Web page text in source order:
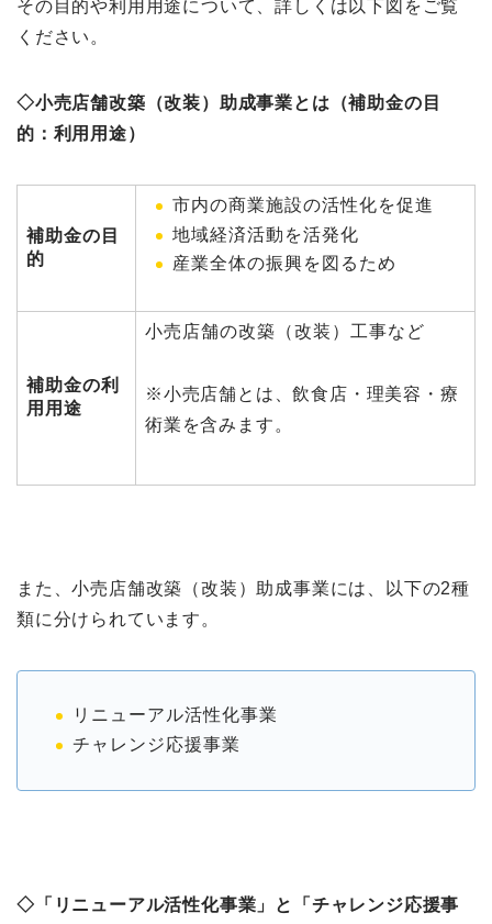
その目的や利用用途について、詳しくは以下図をご覧
ください。
◇小売店舗改築（改装）助成事業とは（補助金の目
的：利用用途）
補助金の目
的
市内の商業施設の活性化を促進
地域経済活動を活発化
産業全体の振興を図るため
補助金の利
用用途
小売店舗の改築（改装）工事など
※小売店舗とは、飲食店・理美容・療
術業を含みます。
また、小売店舗改築（改装）助成事業には、以下の2種
類に分けられています。
リニューアル活性化事業
チャレンジ応援事業
◇「リニューアル活性化事業」と「チャレンジ応援事